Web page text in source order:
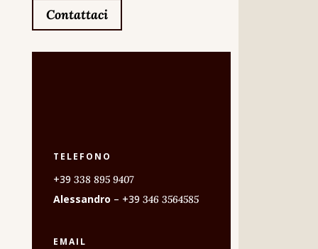
Contattaci
TELEFONO
+39 338 895 9407
Alessandro – +39 346 3564585
EMAIL